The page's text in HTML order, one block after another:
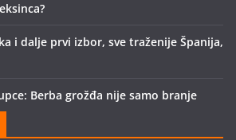
i dalje prvi izbor, sve traženije Španija,
Berba grožđa nije samo branje